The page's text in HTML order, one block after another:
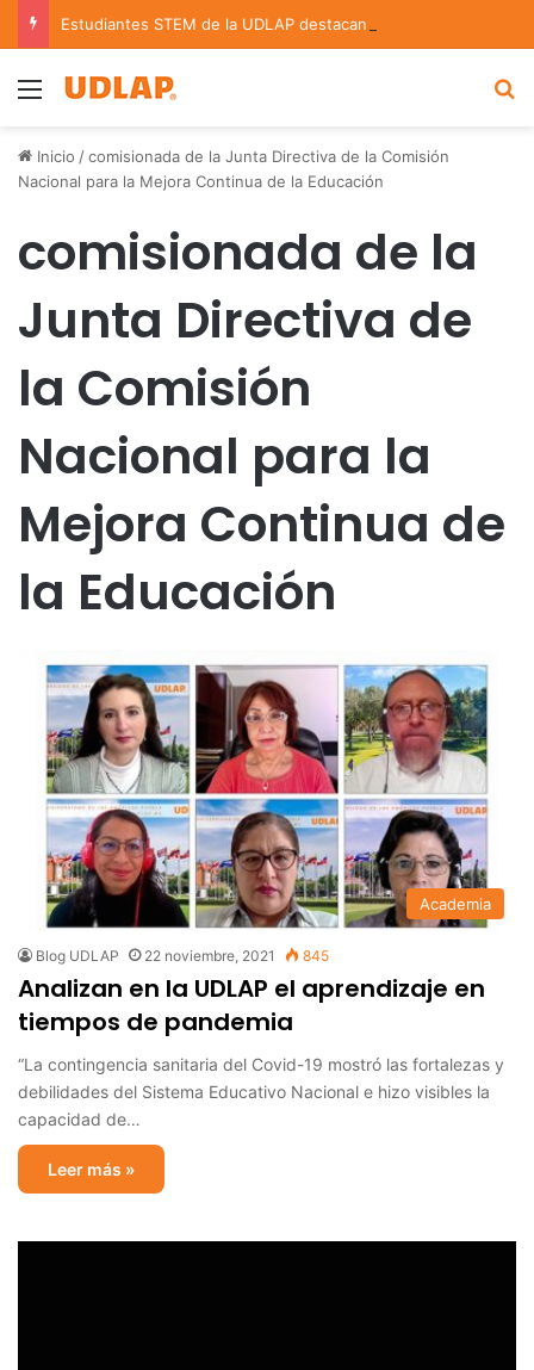
Menu
Inicio /comisionada de la Junta Directiva de la Comisión
Nacional para la Mejora Continua de la Educación
comisionada de la
Junta Directiva de
la Comisión
Nacional para la
Mejora Continua de
la Educación
Academia
Blog UDLAP 22 noviembre, 2021 845
Analizan en la UDLAP el aprendizaje en
tiempos de pandemia
“La contingencia sanitaria del Covid-19 mostró las fortalezas y
debilidades del Sistema Educativo Nacional e hizo visibles la
capacidad de…
Leer más »